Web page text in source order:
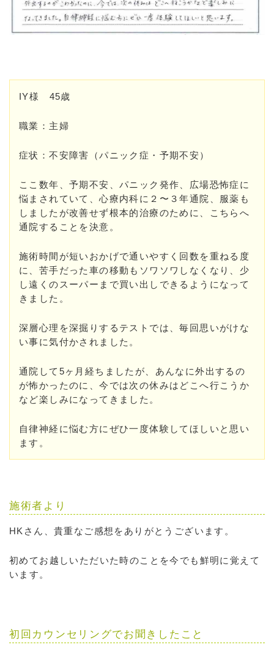
IY様 45歳
職業：主婦
症状：不安障害（パニック症・予期不安）
ここ数年、予期不安、パニック発作、広場恐怖症に
悩まされていて、心療内科に２〜３年通院、服薬も
しましたが改善せず根本的治療のために、こちらへ
通院することを決意。
施術時間が短いおかげで通いやすく回数を重ねる度
に、苦手だった車の移動もソワソワしなくなり、少
し遠くのスーパーまで買い出しできるようになって
きました。
深層心理を深掘りするテストでは、毎回思いがけな
い事に気付かされました。
通院して5ヶ月経ちましたが、あんなに外出するの
が怖かったのに、今では次の休みはどこへ行こうか
など楽しみになってきました。
自律神経に悩む方にぜひ一度体験してほしいと思い
ます。
施術者より
HKさん、貴重なご感想をありがとうございます。
初めてお越しいただいた時のことを今でも鮮明に覚えて
います。
初回カウンセリングでお聞きしたこと